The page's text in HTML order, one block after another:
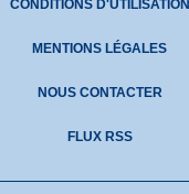
CONDITIONS D'UTILISATION
MENTIONS LÉGALES
NOUS CONTACTER
FLUX RSS